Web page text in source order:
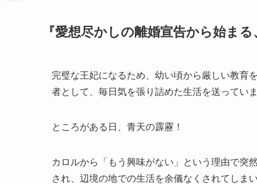
『愛想尽かしの離婚宣告から始まる
完璧な王妃になるため、幼い頃から厳しい教育
者として、毎日気を張り詰めた生活を送っていま
ところがある日、青天の霹靂！
カロルから「もう興味がない」という理由で突
され、辺境の地での生活を余儀なくされてしまい